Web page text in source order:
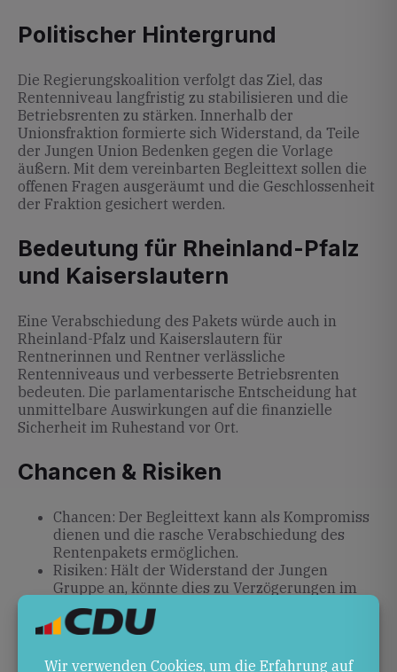
Politischer Hintergrund
Die Regierungskoalition verfolgt das Ziel, das
Rentenniveau langfristig zu stabilisieren und die
Betriebsrenten zu stärken. Innerhalb der
Unionsfraktion formierte sich Widerstand, da Teile
der Jungen Union Bedenken gegen die Vorlage
äußern. Mit dem vereinbarten Begleittext sollen die
offenen Fragen ausgeräumt und die Geschlossenheit
der Fraktion gesichert werden.
Bedeutung für Rheinland-Pfalz
und Kaiserslautern
Eine Verabschiedung des Pakets würde auch in
Rheinland-Pfalz und Kaiserslautern für
Rentnerinnen und Rentner verlässliche
Rentenniveaus und verbesserte Betriebsrenten
bedeuten. Die parlamentarische Entscheidung hat
unmittelbare Auswirkungen auf die finanzielle
Sicherheit im Ruhestand vor Ort.
Chancen & Risiken
Chancen: Der Begleittext kann als Kompromiss
dienen und die rasche Verabschiedung des
Rentenpakets ermöglichen.
Risiken: Hält der Widerstand der Jungen
Gruppe an, könnte dies zu Verzögerungen im
Gesetzgebungsverfahren und zu Spannungen
innerhalb der Koalition führen.